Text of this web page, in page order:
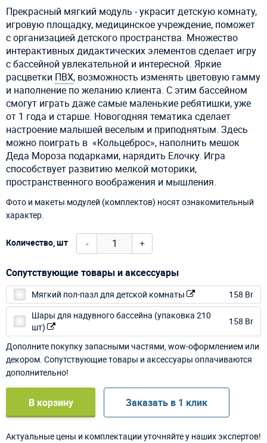
Прекрасный мягкий модуль - украсит детскую комнату,
игровую площадку, медицинское учреждение, поможет
с организацией детского пространства. Множество
интерактивных дидактических элементов сделает игру
с бассейной увлекательной и интересной. Яркие
расцветки ПВХ, возможность изменять цветовую гамму
и наполнение по желанию клиента. С этим бассейном
смогут играть даже самые маленькие ребятишки, уже
от 1 года и старше. Новогодняя тематика сделает
настроение малышей веселым и приподнятым. Здесь
можно поиграть в «Кольцеброс», наполнить мешок
Деда Мороза подарками, нарядить Елочку. Игра
способствует развитию мелкой моторики,
пространственного воображения и мышления.
Фото и макеты модулей (комплектов) носят ознакомительный
характер.
Количество, шт - +
Сопутствующие товары и аксессуары
Мягкий пол-пазл для детской комнаты
158 Br
Шары для надувного бассейна (упаковка 210
шт)
158 Br
Дополните покупку запасными частями, wow-оформлением или
декором. Сопутствующие товары и аксессуары оплачиваются
дополнительно!
В корзину Заказать в 1 клик
Актуальные цены и комплектации уточняйте у наших экспертов!